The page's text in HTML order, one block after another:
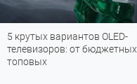
OLED-
до
Топ-8
Fi 7: все